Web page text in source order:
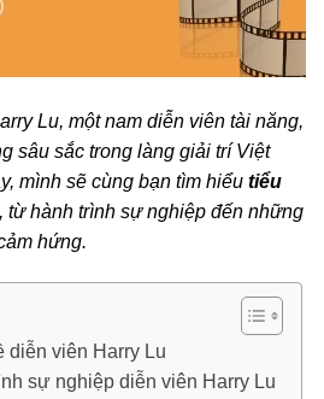
Lu, một nam diễn viên tài năng,
sâu sắc trong làng giải trí Việt
mình sẽ cùng bạn tìm hiểu tiểu
, từ hành trình sự nghiệp đến những
hứng.
diễn viên Harry Lu
sự nghiệp diễn viên Harry Lu